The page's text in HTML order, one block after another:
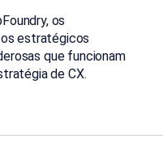
os
estratégicos
que funcionam
de CX.